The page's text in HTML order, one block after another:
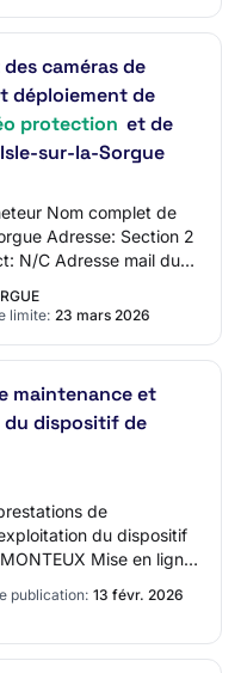
caméras de
déploiement de
protection et de
sur-la-Sorgue
Nom complet de
Adresse: Section 2
N/C Adresse mail du
limite: 23 mars 2026
maintenance et
dispositif de
de
du dispositif
Mise en ligne
publication: 13 févr. 2026